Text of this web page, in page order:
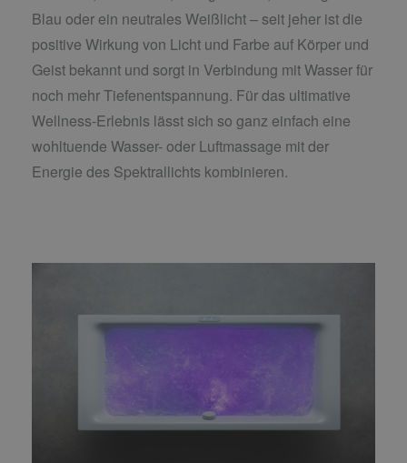
Blau oder ein neutrales Weißlicht – seit jeher ist die
positive Wirkung von Licht und Farbe auf Körper und
Geist bekannt und sorgt in Verbindung mit Wasser für
noch mehr Tiefenentspannung. Für das ultimative
Wellness-Erlebnis lässt sich so ganz einfach eine
wohltuende Wasser- oder Luftmassage mit der
Energie des Spektrallichts kombinieren.